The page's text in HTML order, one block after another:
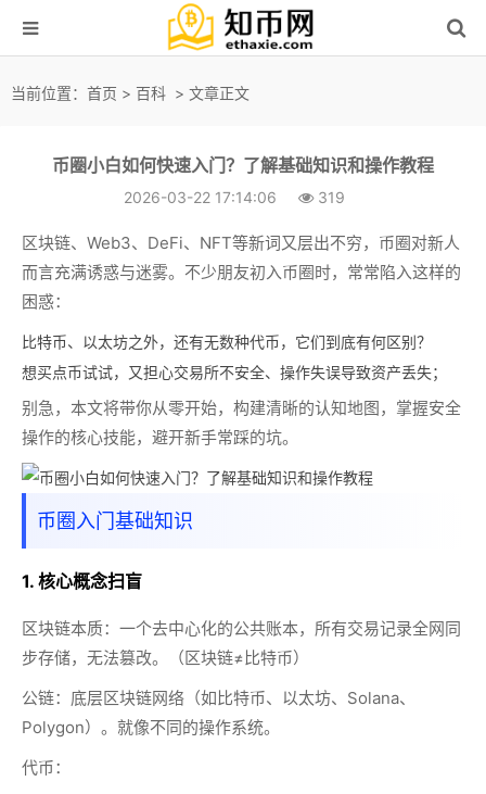
当前位置： 首页 > 百科 > 文章正文
币圈小白如何快速入门？了解基础知识和操作教程
2026-03-22 17:14:06 319
区块链、Web3、DeFi、NFT等新词又层出不穷，币圈对新人
而言充满诱惑与迷雾。不少朋友初入币圈时，常常陷入这样的
困惑：
比特币、以太坊之外，还有无数种代币，它们到底有何区别？
想买点币试试，又担心交易所不安全、操作失误导致资产丢失；
别急，本文将带你从零开始，构建清晰的认知地图，掌握安全
操作的核心技能，避开新手常踩的坑。
币圈入门基础知识
1. 核心概念扫盲
区块链本质： 一个去中心化的公共账本，所有交易记录全网同
步存储，无法篡改。（区块链≠比特币）
公链： 底层区块链网络（如比特币、以太坊、Solana、
Polygon）。就像不同的操作系统。
代币：